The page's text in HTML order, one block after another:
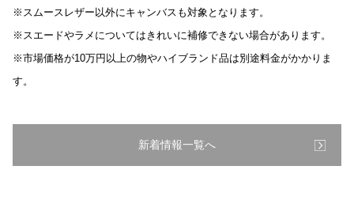
※スムースレザー以外にキャンバスも対象となります。
※スエードやラメについてはきれいに補修できない場合があります。
※市場価格が10万円以上の物やハイブランド品は別途料金がかかりま
す。
新着情報一覧へ